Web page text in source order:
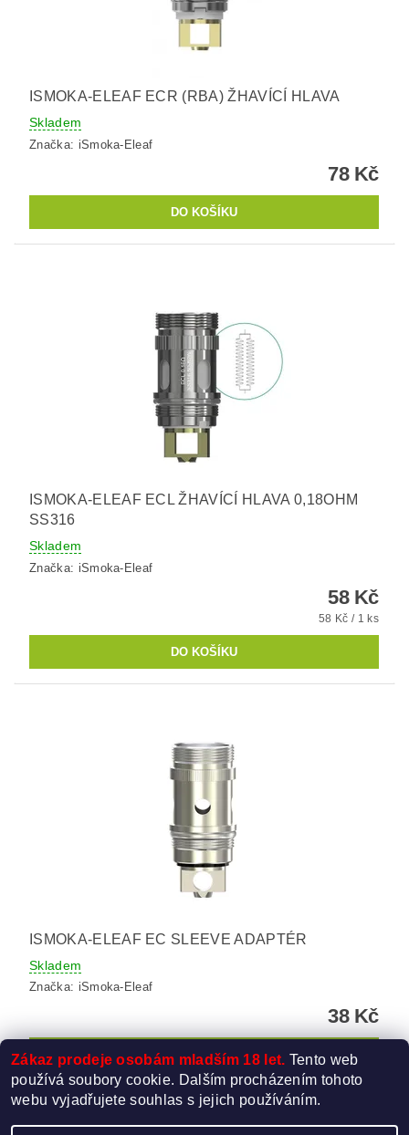
ISMOKA-ELEAF ECR (RBA) ŽHAVÍCÍ HLAVA
Skladem
Značka: iSmoka-Eleaf
78 Kč
ISMOKA-ELEAF ECL ŽHAVÍCÍ HLAVA 0,18OHM
SS316
Skladem
Značka: iSmoka-Eleaf
58 Kč
58 Kč / 1 ks
ISMOKA-ELEAF EC SLEEVE ADAPTÉR
Skladem
Značka: iSmoka-Eleaf
38 Kč
Zákaz prodeje osobám mladším 18 let. Tento web
používá soubory cookie. Dalším procházením tohoto
webu vyjadřujete souhlas s jejich používáním.